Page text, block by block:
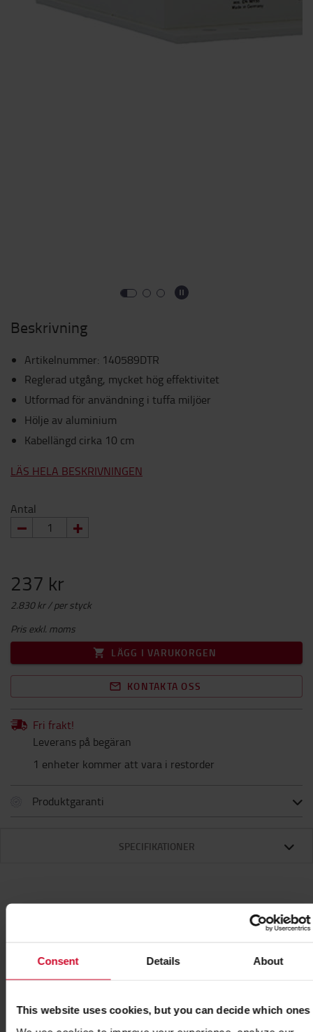
Consent Details About
This website uses cookies, but you can decide which ones
Beskrivning
Artikelnummer: 140589DTR
Reglerad utgång, mycket hög effektivitet
Utformad för användning i tuffa miljöer
Hölje av aluminium
Kabellängd cirka 10 cm
LÄS HELA BESKRIVNINGEN
Antal
237 kr
2.830 kr / per styck
Pris exkl. moms
LÄGG I VARUKORGEN
KONTAKTA OSS
Fri frakt!
Leverans på begäran
1 enheter kommer att vara i restorder
Produktgaranti
SPECIFIKATIONER
Denna omvandlare ger en stabil och säker
strömförsörjning till utrustningar såsom laptop,
spänningsfluktuationer.